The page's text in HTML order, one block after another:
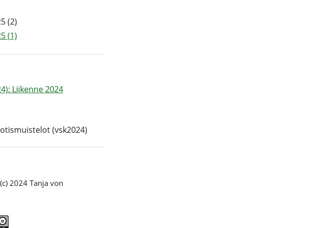
(2)
(1)
Liikenne 2024
(vsk2024)
2024 Tanja von